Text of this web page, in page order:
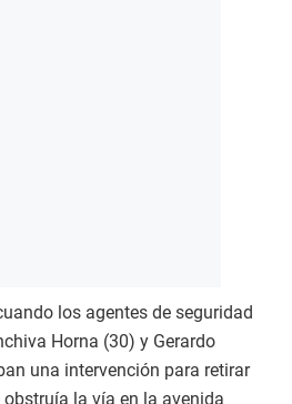
los agentes de seguridad
Horna (30) y Gerardo
una intervención para retirar
la vía en la avenida